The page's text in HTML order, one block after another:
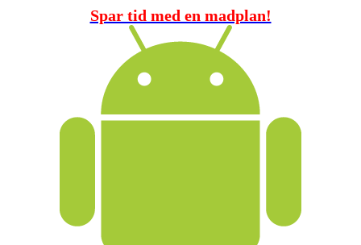
Spar tid med en madplan!